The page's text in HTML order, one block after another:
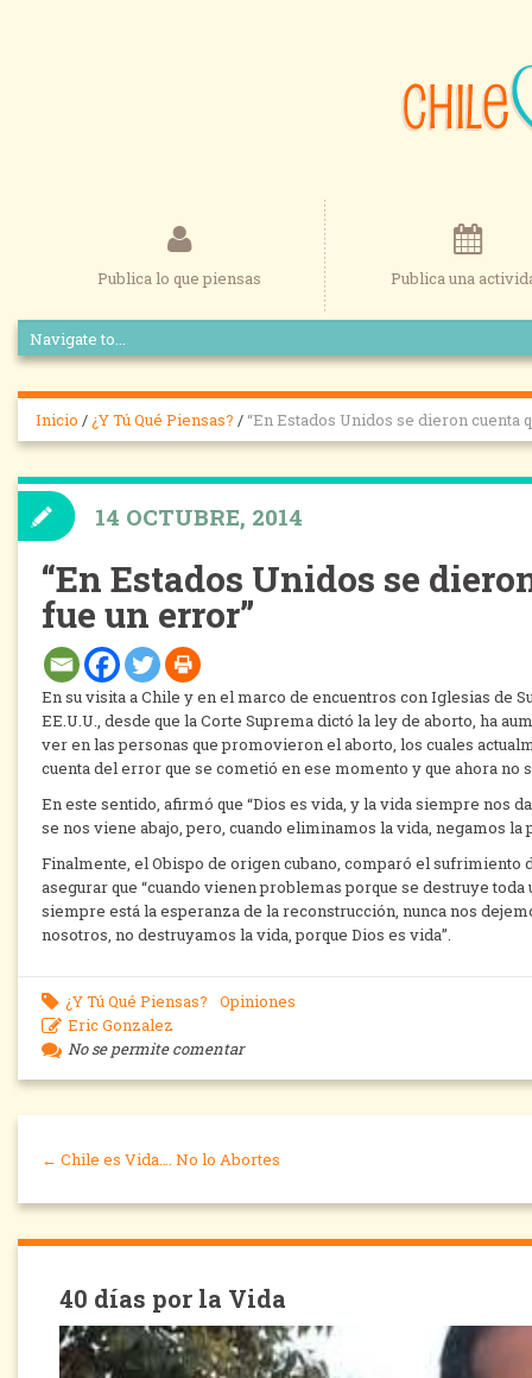
Publica lo que piensas Publica una
Inicio / ¿Y Tú Qué Piensas? / “En Estados Unidos se dieron cuenta
“En Estados Unidos se
fue un error”
En su visita a Chile y en el marco de encuentros con Iglesias de
EE.U.U., desde que la Corte Suprema dictó la ley de aborto, ha
ver en las personas que promovieron el aborto, los cuales
cuenta del error que se cometió en ese momento y que ahora no
En este sentido, afirmó que “Dios es vida, y la vida siempre nos
se nos viene abajo, pero, cuando eliminamos la vida, negamos
Finalmente, el Obispo de origen cubano, comparó el sufrimiento
asegurar que “cuando vienen problemas porque se destruye
siempre está la esperanza de la reconstrucción, nunca nos
nosotros, no destruyamos la vida, porque Dios es vida”.
14 OCTUBRE, 2014
¿Y Tú Qué Piensas?
Opiniones
Eric Gonzalez
No se permite comentar
← Chile es Vida…. No lo Abortes
40 días por la Vida